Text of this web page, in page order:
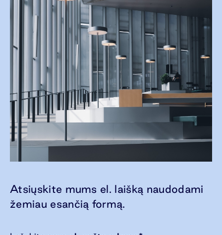
Atsiųskite mums el. laišką naudodami
žemiau esančią formą.